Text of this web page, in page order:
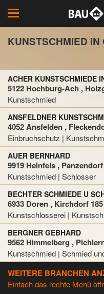
Toggle
navigation
KUNSTSCHMIED IN
ACHER KUNSTSCHMIEDE
5122 Hochburg-Ach ,
Kunstschmied
ANSFELDNER
4052 Ansfelden ,
Einbruchschutz |
AUER BERNHARD
9919 Heinfels ,
Kunstschmied | Schlosser
BECHTER SCHMIEDE U
6933 Doren , Kirchdorf 185
Kunstschlosserei |
BERGNER GEBHARD
9562 Himmelberg ,
Kunstschmied | Schmied
WEITERE BRANCHEN
Einfach das rechte Menü